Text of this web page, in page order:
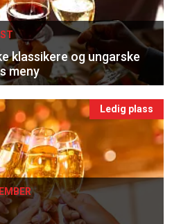
klassikere og ungarske
meny
Ledig plass